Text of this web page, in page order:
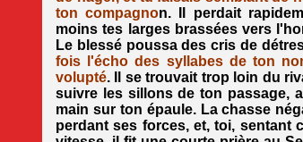
ton compagnon. Il perdait
moins tes larges brassées vers
Le blessé poussa des cris de
fois l'écho des syllabes de ton
volupté. Il se trouvait trop loin du
suivre les sillons de ton passage,
main sur ton épaule. La chasse
perdant ses forces, et, toi, sentant